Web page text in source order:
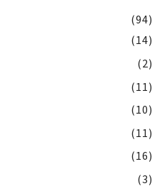
(94)
(14)
(2)
(11)
(10)
(11)
(16)
(3)